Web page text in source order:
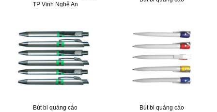
TP Vinh Nghệ An
Bút bi quảng cáo Bút bi quảng cáo